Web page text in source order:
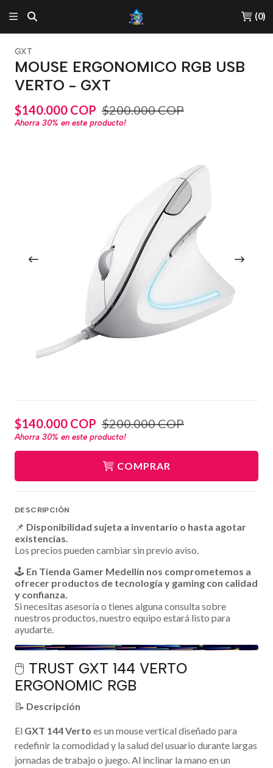
(0)
GXT
MOUSE ERGONOMICO RGB USB
VERTO - GXT
$140.000 COP $200.000 COP
Ahorra 30% en este producto!
$140.000 COP $200.000 COP
Ahorra 30% en este producto!
COMPRAR
DESCRIPCIÓN
📌 Disponibilidad sujeta a inventario o hasta agotar
existencias.
Los precios pueden cambiar sin previo aviso.
🕹️ En Tienda Gamer Medellín nos comprometemos a
ofrecer productos de tecnología y gaming con calidad
y confianza.
Si necesitas asesoría o tienes alguna consulta sobre
nuestros productos, nuestro equipo estará listo para
ayudarte.
🖱️ TRUST GXT 144 VERTO
ERGONOMIC RGB
📝 Descripción
El GXT 144 Verto es un mouse vertical diseñado para
redefinir la comodidad y la salud del usuario durante largas
jornadas de trabajo o juego. Al inclinar la mano en un